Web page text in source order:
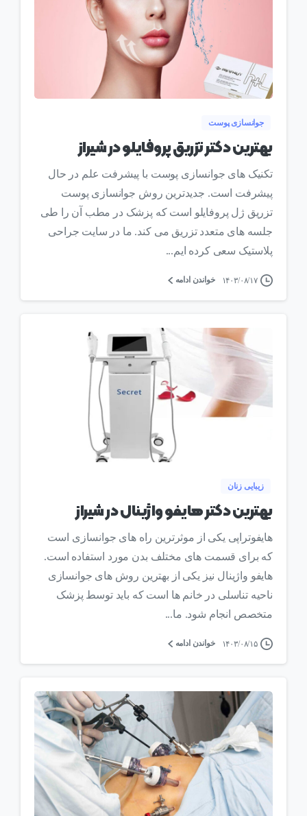
جوانسازی پوست
بهترین دکتر تزریق پروفایلو در شیراز
تکنیک های جوانسازی پوست با پیشرفت علم در حال
پیشرفت است. جدیدترین روش جوانسازی پوست
تزریق ژل پروفایلو است که پزشک در مطب آن را طی
جلسه های متعدد تزریق می کند. ما در سایت جراحی
پلاستیک سعی کرده ایم...
۱۴۰۳/۰۸/۱۷ خواندن ادامه
زیبایی زنان
بهترین دکتر هایفو واژینال در شیراز
هایفوتراپی یکی از موثرترین راه های جوانسازی است
که برای قسمت های مختلف بدن مورد استفاده است.
هایفو واژینال نیز یکی از بهترین روش های جوانسازی
ناحیه تناسلی در خانم ها است که باید توسط پزشک
متخصص انجام شود. ما...
۱۴۰۳/۰۸/۱۵ خواندن ادامه